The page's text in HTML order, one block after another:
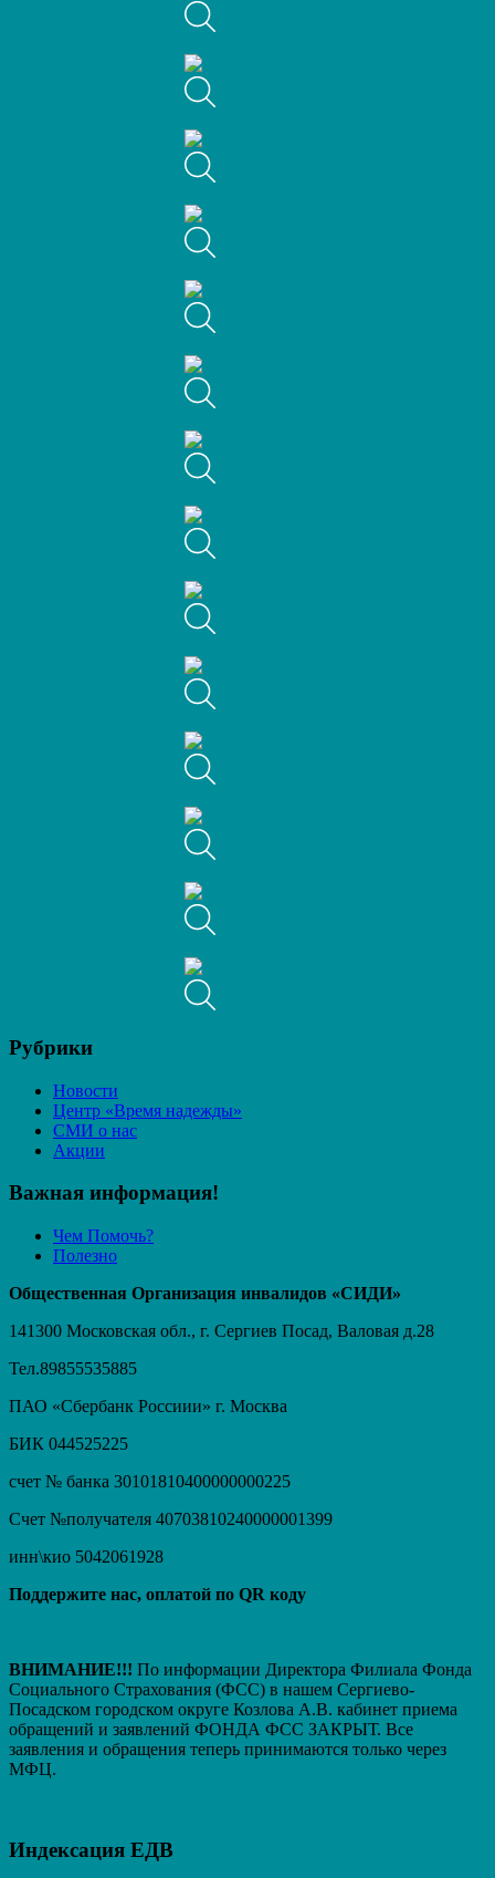
Рубрики
Новости
Центр «Время надежды»
СМИ о нас
Акции
Важная информация!
Чем Помочь?
Полезно
Общественная Организация инвалидов «СИДИ»
141300 Московская обл., г. Сергиев Посад, Валовая д.28
Тел.89855535885
ПАО «Сбербанк Россиии» г. Москва
БИК 044525225
счет № банка 30101810400000000225
Счет №получателя 40703810240000001399
инн\кио 5042061928
Поддержите нас, оплатой по QR коду
ВНИМАНИЕ!!! По информации Директора Филиала Фонда
Социального Страхования (ФСС) в нашем Сергиево-
Посадском городском округе Козлова А.В. кабинет приема
обращений и заявлений ФОНДА ФСС ЗАКРЫТ. Вcе
заявления и обращения теперь принимаются только через
МФЦ.
Индексация ЕДВ